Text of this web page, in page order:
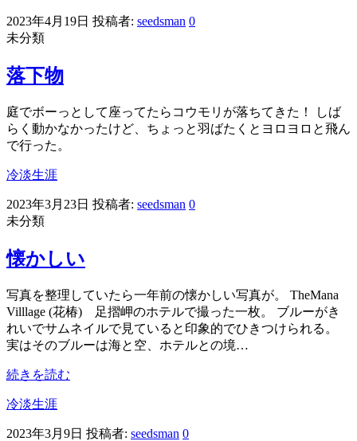
2023年4月19日 投稿者: seedsman 0
未分類
落下物
庭でボーっとして座ってたらコウモリが落ちてきた！ しば
らく動かなかったけど、ちょっと羽ばたくとヨロヨロと飛ん
で行った。
冷淡生涯
2023年3月23日 投稿者: seedsman 0
未分類
懐かしい
写真を整理していたら一年前の懐かしい写真が。 TheMana
Villlage (花椿) 足摺岬のホテルで撮った一枚。 ブルーがき
れいでサムネイルで見ていると印象的でひきつけられる。
実はそのブルーは海と空、ホテルとの境…
続きを読む
冷淡生涯
2023年3月9日 投稿者: seedsman 0